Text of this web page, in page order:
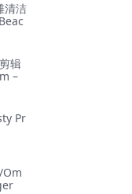
清洁
辑
–
Pr
Om